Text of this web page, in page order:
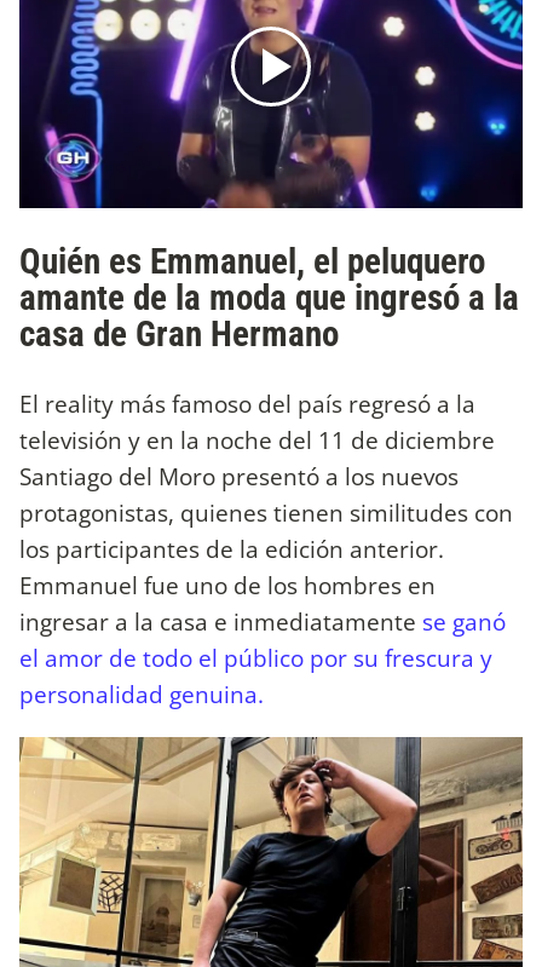
Quién es Emmanuel, el peluquero
amante de la moda que ingresó a la
casa de Gran Hermano
El reality más famoso del país regresó a la
televisión y en la noche del 11 de diciembre
Santiago del Moro presentó a los nuevos
protagonistas, quienes tienen similitudes con
los participantes de la edición anterior.
Emmanuel fue uno de los hombres en
ingresar a la casa e inmediatamente se ganó
el amor de todo el público por su frescura y
personalidad genuina.